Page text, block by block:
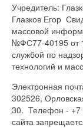
Учредитель:
Глазков Егор
массовой
№ФС77-40195 от
службой по
технологий и
Электронная
302526,
30. Телефон - +7
сайта